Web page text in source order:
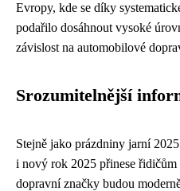
Evropy, kde se díky
podařilo dosáhnout vysoké
závislost na automobilové
Srozumitelnější
Stejně jako prázdniny jarní 2025
i nový rok 2025 přinese
dopravní značky budou